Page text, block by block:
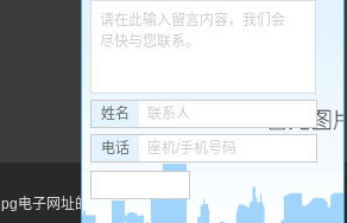
工程案例
pg电子网址的友情链接：
请在此输入留言内容，我们会
尽快与您联系。
姓名 联系人
电话 座机/手机号码